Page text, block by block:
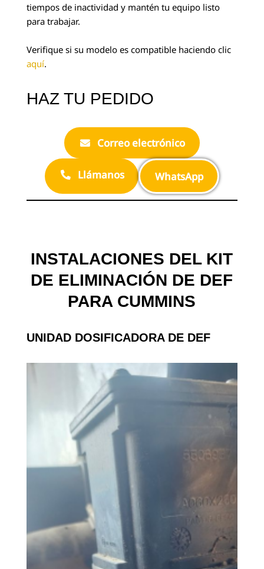
tiempos de inactividad y mantén tu equipo listo
para trabajar.
Verifique si su modelo es compatible haciendo clic
aquí.
HAZ TU PEDIDO
Correo electrónico
Llámanos WhatsApp
INSTALACIONES DEL KIT
DE ELIMINACIÓN DE DEF
PARA CUMMINS
UNIDAD DOSIFICADORA DE DEF